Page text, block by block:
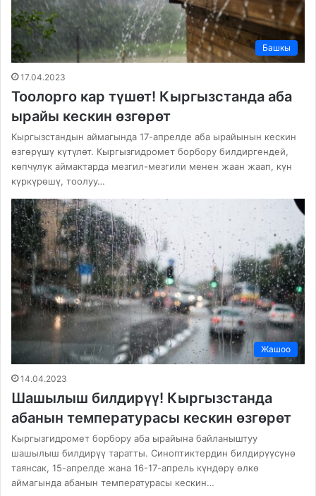
Башкы
17.04.2023
Тоолорго кар түшөт! Кыргызстанда аба
ырайы кескин өзгөрөт
Кыргызстандын аймагында 17-апрелде аба ырайынын кескин
өзгөрүшү күтүлөт. Кыргызгидромет борбору билдиргендей,
көпчүлүк аймактарда мезгил-мезгили менен жаан жаап, күн
күркүрөшү, тоолуу…
Жашоо
14.04.2023
Шашылыш билдирүү! Кыргызстанда
абанын температурасы кескин өзгөрөт
Кыргызгидромет борбору аба ырайына байланыштуу
шашылыш билдирүү таратты. Синоптиктердин билдирүүсүнө
таянсак, 15-апрелде жана 16-17-апрель күндөрү өлкө
аймагында абанын температурасы кескин…